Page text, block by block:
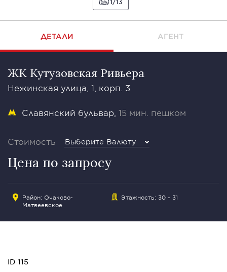
ДЕТАЛИ АГЕНТ
ЖК Кутузовская Ривьера
Нежинская улица, 1, корп. 3
Славянский бульвар 15 мин. пешком
Стоимость Выберите Валюту
Цена по запросу
Район: Очаково-
Матвеевское
Этажность: 30 - 31
ID 115